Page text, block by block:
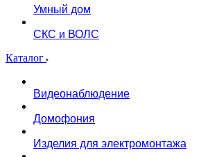
Умный дом
СКС и ВОЛС
Каталог
Видеонаблюдение
Домофония
Изделия для электромонтажа